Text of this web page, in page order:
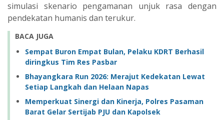
simulasi skenario pengamanan unjuk rasa dengan
pendekatan humanis dan terukur.
BACA JUGA
Sempat Buron Empat Bulan, Pelaku KDRT Berhasil
diringkus Tim Res Pasbar
Bhayangkara Run 2026: Merajut Kedekatan Lewat
Setiap Langkah dan Helaan Napas
Memperkuat Sinergi dan Kinerja, Polres Pasaman
Barat Gelar Sertijab PJU dan Kapolsek